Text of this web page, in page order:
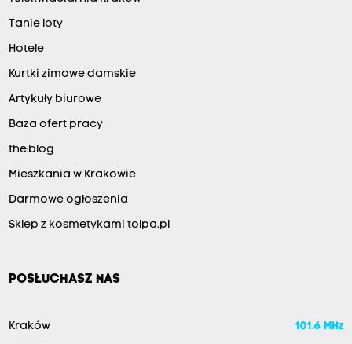
Tanie loty
Hotele
Kurtki zimowe damskie
Artykuły biurowe
Baza ofert pracy
the:blog
Mieszkania w Krakowie
Darmowe ogłoszenia
Sklep z kosmetykami tolpa.pl
POSŁUCHASZ NAS
Kraków 101.6 MHz